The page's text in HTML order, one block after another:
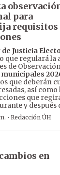
para
requisitos
Justicia
que regulará la
de
municipales
que deberán
así como
que
y después
· Redacción ÚH
en